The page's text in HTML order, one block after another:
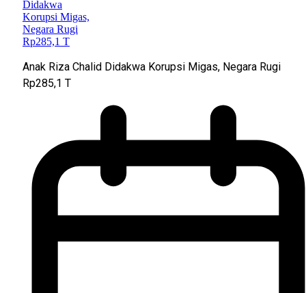
Anak Riza Chalid Didakwa Korupsi Migas, Negara Rugi
Rp285,1 T